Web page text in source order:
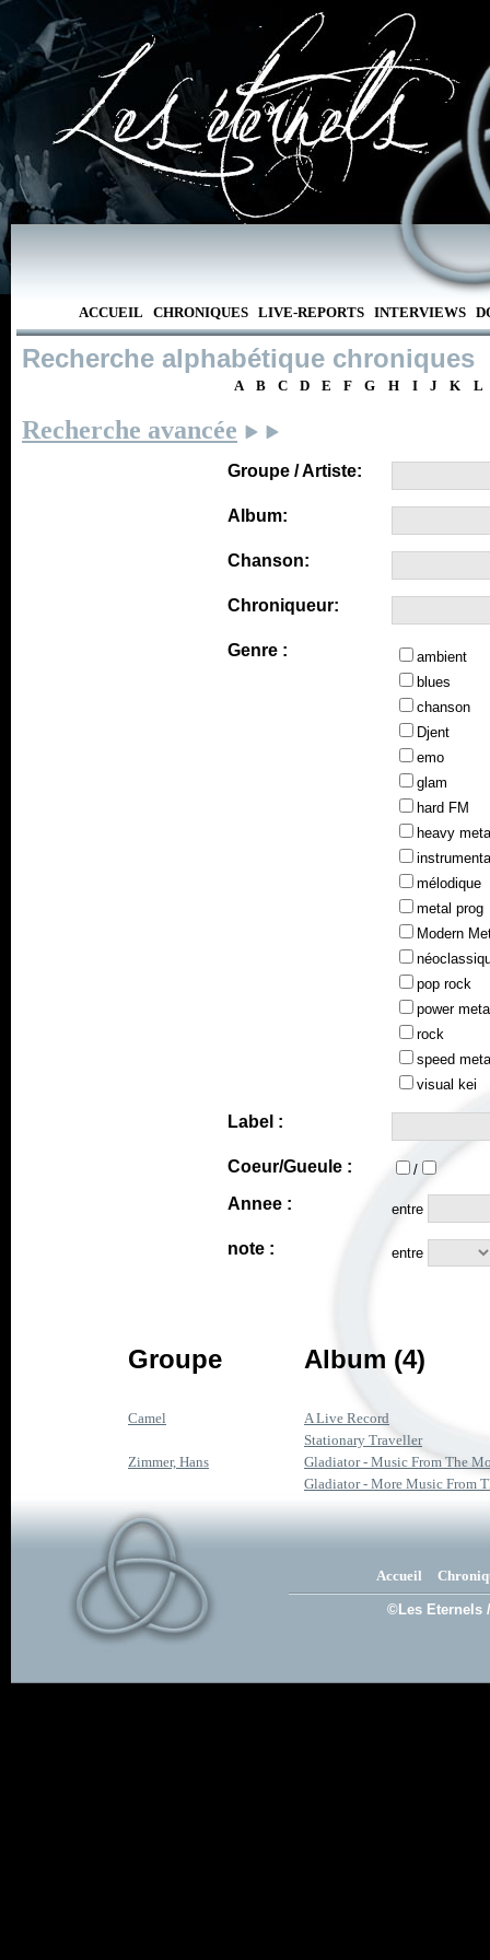
ACCUEIL CHRONIQUES LIVE-REPORTS INTERVIEWS
Recherche alphabétique chroniques
A B C D E F G H I J K L
Recherche avancée
Groupe / Artiste:
Album:
Chanson:
Chroniqueur:
Genre :
ambient
blues
chanson
Djent
emo
glam
hard FM
heavy
mélodique
metal prog
Modern
pop rock
power
rock
speed
visual kei
Label :
Coeur/Gueule : /
Annee : entre
note : entre
Groupe Album (4)
Camel
A Live Record
Stationary Traveller
Zimmer, Hans
Gladiator - Music From The
Gladiator - More Music From
Accueil
©Les Eternels